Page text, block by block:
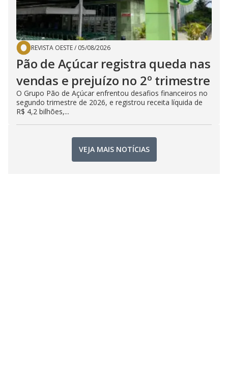
REVISTA OESTE/ 05/08/2026
Pão de Açúcar registra queda nas
vendas e prejuízo no 2º trimestre
O Grupo Pão de Açúcar enfrentou desafios financeiros no
segundo trimestre de 2026, e registrou receita líquida de
R$ 4,2 bilhões,...
VEJA MAIS NOTÍCIAS